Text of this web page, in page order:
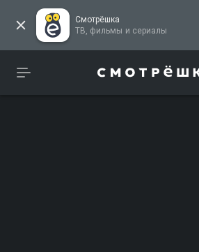
Смотрёшка
ТВ, фильмы и сериалы